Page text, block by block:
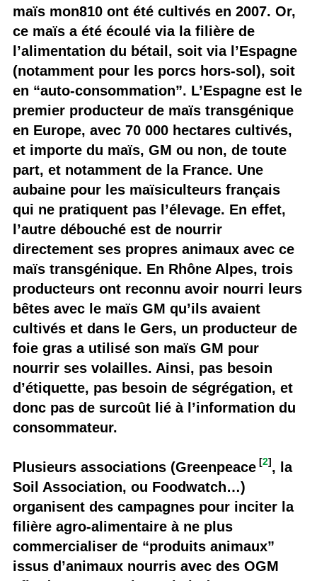
maïs mon810 ont été cultivés en 2007. Or,
ce maïs a été écoulé via la filière de
l’alimentation du bétail, soit via l’Espagne
(notamment pour les porcs hors-sol), soit
en “auto-consommation”. L’Espagne est le
premier producteur de maïs transgénique
en Europe, avec 70 000 hectares cultivés,
et importe du maïs, GM ou non, de toute
part, et notamment de la France. Une
aubaine pour les maïsiculteurs français
qui ne pratiquent pas l’élevage. En effet,
l’autre débouché est de nourrir
directement ses propres animaux avec ce
maïs transgénique. En Rhône Alpes, trois
producteurs ont reconnu avoir nourri leurs
bêtes avec le maïs GM qu’ils avaient
cultivés et dans le Gers, un producteur de
foie gras a utilisé son maïs GM pour
nourrir ses volailles. Ainsi, pas besoin
d’étiquette, pas besoin de ségrégation, et
donc pas de surcoût lié à l’information du
consommateur.
Plusieurs associations (Greenpeace [2], la
Soil Association, ou Foodwatch…)
organisent des campagnes pour inciter la
filière agro-alimentaire à ne plus
commercialiser de “produits animaux”
issus d’animaux nourris avec des OGM